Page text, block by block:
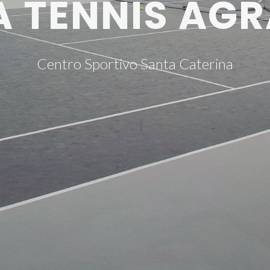
TENNIS
Centro Sportivo Santa Caterina